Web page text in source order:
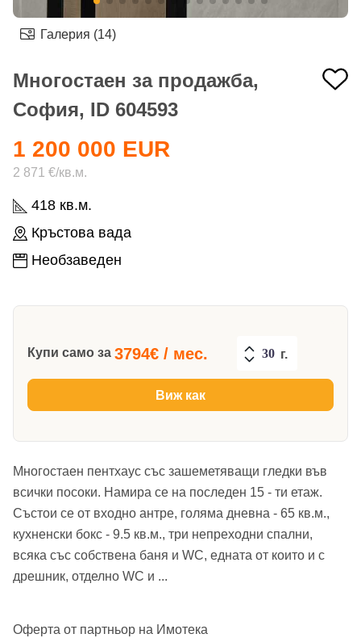
Галерия (14)
Многостаен за продажба,
София, ID 604593
418 кв.м.
Кръстова вада
Необзаведен
1 200 000 EUR
2 871 €/кв.м.
Купи само за 3794€ / мес. г.
Виж как
Многостаен пентхаус със зашеметяващи гледки във
всички посоки. Намира се на последен 15 - ти етаж.
Състои се от входно антре, голяма дневна - 65 кв.м.,
кухненски бокс - 9.5 кв.м., три непреходни спални,
всяка със собствена баня и WC, едната от които и с
дрешник, отделно WC и ...
Оферта от партньор на Имотека